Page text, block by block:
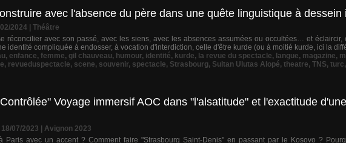
avec l'absence du père dans une quête linguistique à dessein
2024
Théâtre
réconcilier avec son passé, avec les siens, avec les absences assumées ou occultées… et éclaircir,
identité compliquée à endosser, à vocation d'interdiction, celle d'être kurde (ou à moitié kurde, ici la
, enfance, femme, gil chauveau, humour, identité, kurde, la revue du spectacle, langue, magazine,
, revueduspectacle, scene, souvenir, spectacle, Strasbourg, Sultan Ulutas Alopé, theatre, TNS, turc,
Voyage immersif AOC dans "l'alsatitude" et l'exactitude
07/2023
Avignon 2023
Paris avec un accent ? Comment faire "Strasbourg Saint-Denis" en passant par le Kosovo ?